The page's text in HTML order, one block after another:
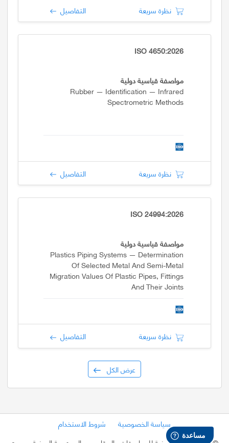
نظرة سريعة التفاصيل
ISO 4650:2026
مواصفة قياسية دولية
Rubber — Identification — Infrared
Spectrometric Methods
نظرة سريعة التفاصيل
ISO 24994:2026
مواصفة قياسية دولية
Plastics Piping Systems — Determination
Of Selected Metal And Semi-Metal
Migration Values Of Plastic Pipes, Fittings
And Their Joints
نظرة سريعة التفاصيل
عرض الكل
سياسة الخصوصية
شروط الاستخدام